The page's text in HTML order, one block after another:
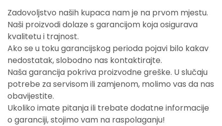
Zadovoljstvo naših kupaca nam je na prvom mjestu.
Naši proizvodi dolaze s garancijom koja osigurava
kvalitetu i trajnost.
Ako se u toku garancijskog perioda pojavi bilo kakav
nedostatak, slobodno nas kontaktirajte.
Naša garancija pokriva proizvodne greške. U slučaju
potrebe za servisom ili zamjenom, molimo vas da nas
obavijestite.
Ukoliko imate pitanja ili trebate dodatne informacije
o garanciji, stojimo vam na raspolaganju!